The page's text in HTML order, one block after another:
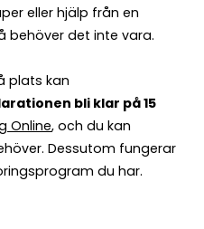
eller hjälp från en
behöver det inte vara.
plats kan
bli klar på 15
Online, och du kan
Dessutom fungerar
du har.